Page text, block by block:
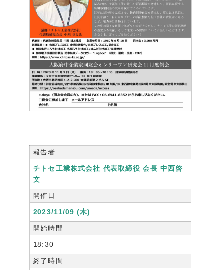
コンテンツ
大阪市中央区農人橋2丁目-1-30 谷町八木ビル4F
報告者
チトセ工業株式会社 代表取締役 会長 中西啓
文
開催日
2023/11/09 (木)
開始時間
18:30
終了時間